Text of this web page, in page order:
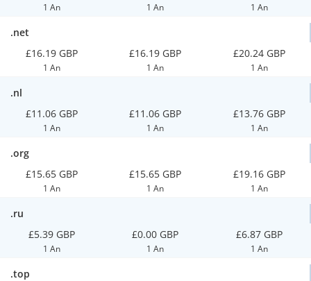
1 An 1 An 1 An
.net
£16.19 GBP
1 An
£16.19 GBP
1 An
£20.24 GBP
1 An
.nl
£11.06 GBP
1 An
£11.06 GBP
1 An
£13.76 GBP
1 An
.org
£15.65 GBP
1 An
£15.65 GBP
1 An
£19.16 GBP
1 An
.ru
£5.39 GBP
1 An
£0.00 GBP
1 An
£6.87 GBP
1 An
.top